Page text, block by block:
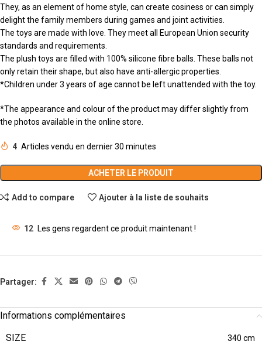
They, as an element of home style, can create cosiness or can simply
delight the family members during games and joint activities.
The toys are made with love. They meet all European Union security
standards and requirements.
The plush toys are filled with 100% silicone fibre balls. These balls not
only retain their shape, but also have anti-allergic properties.
*Children under 3 years of age cannot be left unattended with the toy.
*The appearance and colour of the product may differ slightly from
the photos available in the online store.
4 Articles vendu en dernier 30 minutes
ACHETER LE PRODUIT
Add to compare Ajouter à la liste de souhaits
12 Les gens regardent ce produit maintenant !
Partager:
Informations complémentaires
SIZE
340 cm